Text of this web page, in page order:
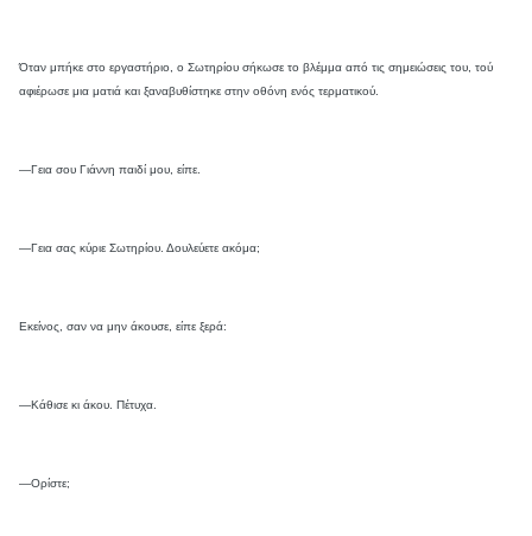
Όταν μπήκε στο εργαστήριο, ο Σωτηρίου σήκωσε το βλέμμα από τις σημειώσεις του, τού
αφιέρωσε μια ματιά και ξαναβυθίστηκε στην οθόνη ενός τερματικού.
—Γεια σου Γιάννη παιδί μου, είπε.
—Γεια σας κύριε Σωτηρίου. Δουλεύετε ακόμα;
Εκείνος, σαν να μην άκουσε, είπε ξερά:
—Κάθισε κι άκου. Πέτυχα.
—Ορίστε;